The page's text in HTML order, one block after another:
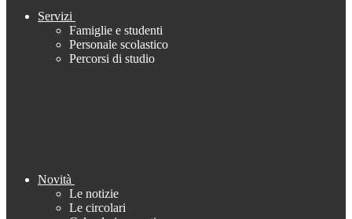
Servizi
Famiglie e studenti
Personale scolastico
Percorsi di studio
Novità
Le notizie
Le circolari